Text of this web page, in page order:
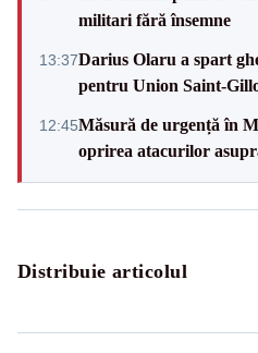
militari fără însemne
13:37Darius Olaru a spart
pentru Union Saint-
12:45Măsură de urgență în
oprirea atacurilor
Distribuie articolul